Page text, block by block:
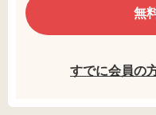
無
すでに会員の